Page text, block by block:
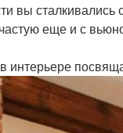
вы
еще и с
интерьере